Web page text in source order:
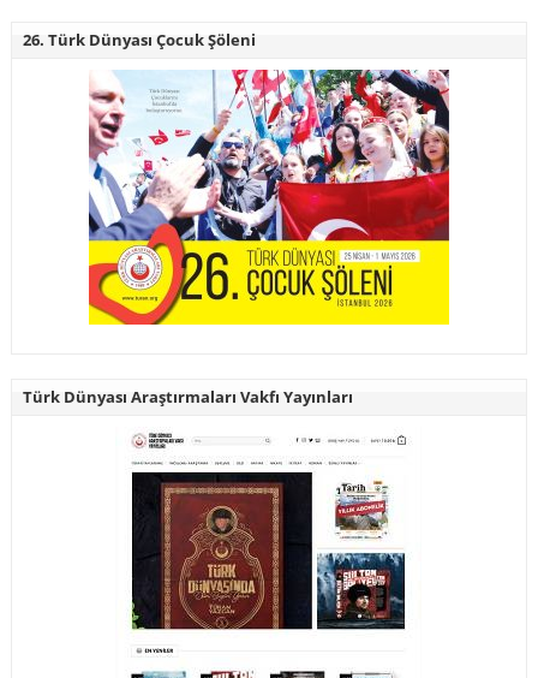
26. Türk Dünyası Çocuk Şöleni
Türk Dünyası Araştırmaları Vakfı Yayınları